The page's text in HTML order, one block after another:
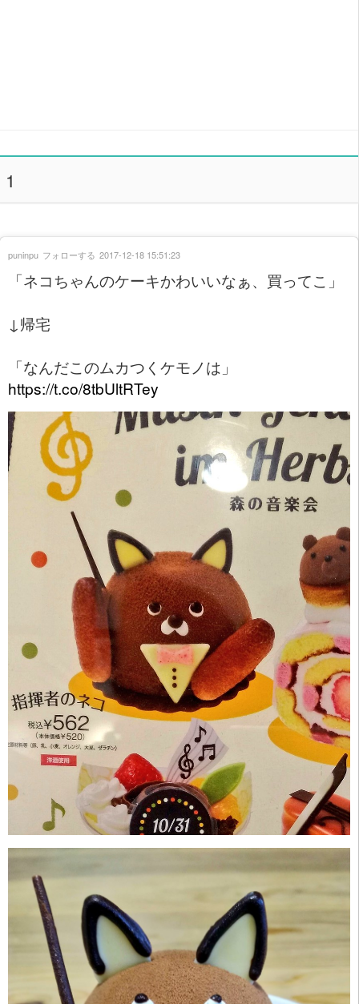
1
「ネコちゃんのケーキかわいいなぁ、買ってこ」
↓帰宅
「なんだこのムカつくケモノは」
https://t.co/8tbUltRTey
puninpu フォローする 2017-12-18 15:51:23